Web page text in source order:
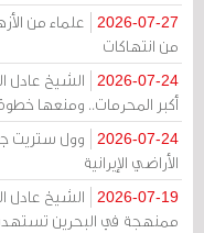
2026-07-27
علماء من
من انتهاكات
2026-07-24
الشيخ عادل
أكبر المحرمات.. ومنعها
2026-07-24
وول ستريت
الأراضي الإيرانية
2026-07-19
الشيخ عادل
ممنهجة في البحرين